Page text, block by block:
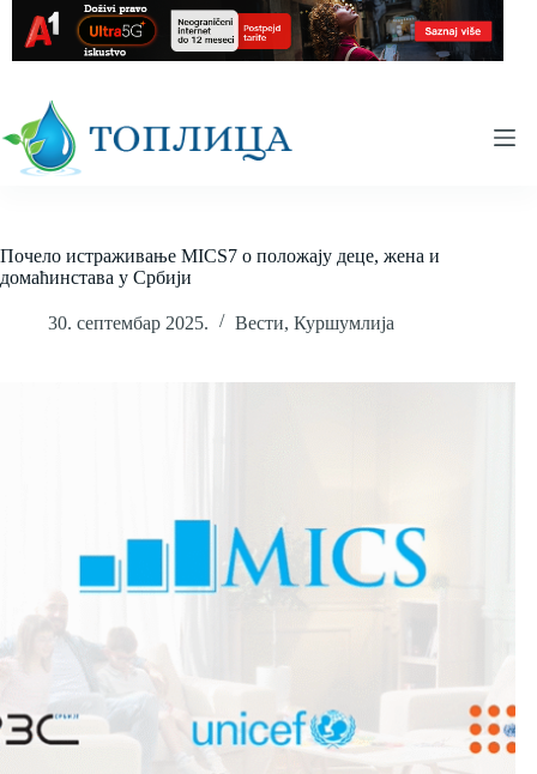
content
Почело истраживање MICS7 о положају деце, жена и
домаћинстава у Србији
30. септембар 2025. Вести, Куршумлија